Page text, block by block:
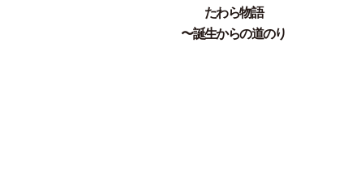
たわら物語
〜誕生からの道のり